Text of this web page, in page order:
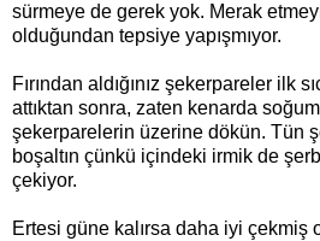
sürmeye de gerek yok. Merak
olduğundan tepsiye yapışmıyor.
Fırından aldığınız şekerpareler ilk
attıktan sonra, zaten kenarda
şekerparelerin üzerine dökün. Tün
boşaltın çünkü içindeki irmik de
çekiyor.
Ertesi güne kalırsa daha iyi çekmiş